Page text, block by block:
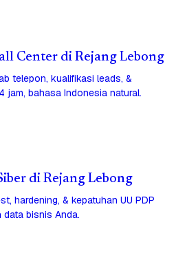
Center di Rejang Lebong
telepon, kualifikasi leads, &
bahasa Indonesia natural.
di Rejang Lebong
hardening, & kepatuhan UU PDP
bisnis Anda.